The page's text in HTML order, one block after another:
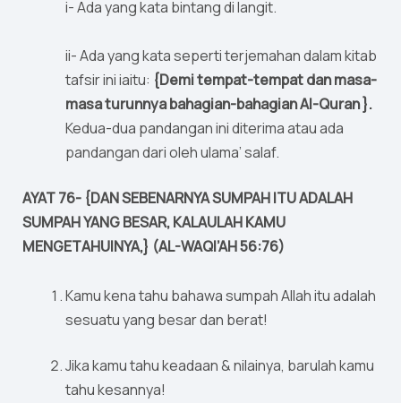
i- Ada yang kata bintang di langit.
ii- Ada yang kata seperti terjemahan dalam kitab
tafsir ini iaitu: {Demi tempat-tempat dan masa-
masa turunnya bahagian-bahagian Al-Quran }.
Kedua-dua pandangan ini diterima atau ada
pandangan dari oleh ulama’ salaf.
AYAT 76- {DAN SEBENARNYA SUMPAH ITU ADALAH
SUMPAH YANG BESAR, KALAULAH KAMU
MENGETAHUINYA,} (AL-WAQI’AH 56:76)
Kamu kena tahu bahawa sumpah Allah itu adalah
sesuatu yang besar dan berat!
Jika kamu tahu keadaan & nilainya, barulah kamu
tahu kesannya!